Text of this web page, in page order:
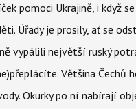
pomoci Ukrajině, i když
Úřady je prosily, ať se
vypálili největší ruský
Většina Čechů
Okurky po ní nabírají